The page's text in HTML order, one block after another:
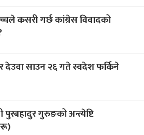
कसरी गर्छ कांग्रेस विवादको
देउवा साउन २६ गते स्वदेश फर्किने
पुरबहादुर गुरुङको अन्त्येष्टि